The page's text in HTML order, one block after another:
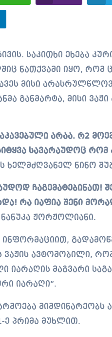
ნათქვამი იყო, რომ
მისი
განმარტა, მისი ვაჟი
არაა. რ2
სავარაუდოც რომ
ხელმძღვანელ ნინო
ჩაგემატებინათ!
რა იაფია შენი
ნანუკა ჟორჟოლიანი.
ავტომობილი,
იარაღის მაგვარი
იარაღი”.
მიმდინარეობს
ე პრიმა მუხლით.